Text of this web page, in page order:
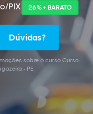
PIX
26% + BARATO
Dúvidas?
sobre o curso Curso
- PE.